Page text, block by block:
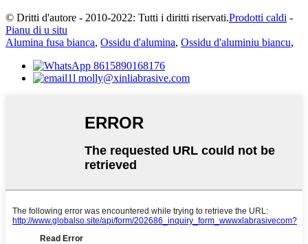
© Dritti d'autore - 2010-2022: Tutti i diritti riservati.Prodotti caldi -
Pianu di u situ
Alumina fusa bianca, Ossidu d'alumina, Ossidu d'aluminiu biancu,
8615890168176
molly@xinliabrasive.com